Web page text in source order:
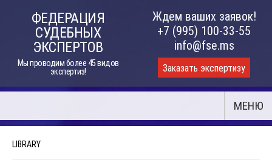
ФЕДЕРАЦИЯ
СУДЕБНЫХ
ЭКСПЕРТОВ
Мы проводим более 45 видов
экспертиз!
Ждем ваших заявок!
+7 (995) 100-33-55
info@fse.ms
Заказать экспертизу
МЕНЮ
LIBRARY